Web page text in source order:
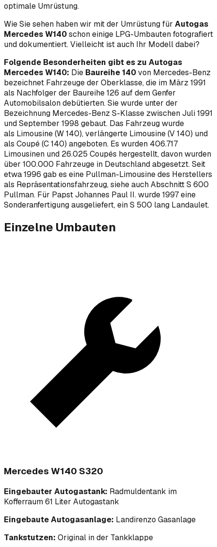
optimale Umrüstung.
Wie Sie sehen haben wir mit der Umrüstung für Autogas
Mercedes W140schon einige LPG-Umbauten fotografiert
und dokumentiert. Vielleicht ist auch Ihr Modell dabei?
Folgende Besonderheiten gibt es zu Autogas
Mercedes W140: Die Baureihe 140von Mercedes-Benz
bezeichnet Fahrzeuge der Oberklasse, die im März 1991
als Nachfolger der Baureihe 126 auf dem Genfer
Automobilsalon debütierten. Sie wurde unter der
Bezeichnung Mercedes-Benz S-Klasse zwischen Juli 1991
und September 1998 gebaut. Das Fahrzeug wurde
als Limousine (W 140), verlängerte Limousine (V 140) und
als Coupé (C 140) angeboten. Es wurden 406.717
Limousinen und 26.025 Coupés hergestellt, davon wurden
über 100.000 Fahrzeuge in Deutschland abgesetzt. Seit
etwa 1996 gab es eine Pullman-Limousine des Herstellers
als Repräsentationsfahrzeug, siehe auch Abschnitt S 600
Pullman. Für Papst Johannes Paul II. wurde 1997 eine
Sonderanfertigung ausgeliefert, ein S 500 lang Landaulet.
Einzelne Umbauten
Mercedes W140 S320
Eingebauter Autogastank: Radmuldentank im
Kofferraum 61 Liter Autogastank
Eingebaute Autogasanlage: Landirenzo Gasanlage
Tankstutzen: Original in der Tankklappe